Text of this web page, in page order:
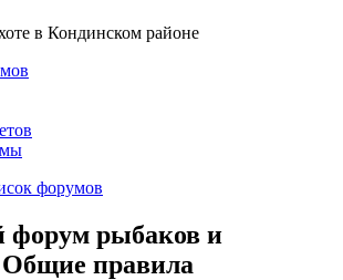
в Кондинском районе
форумов
форум рыбаков и
Общие правила